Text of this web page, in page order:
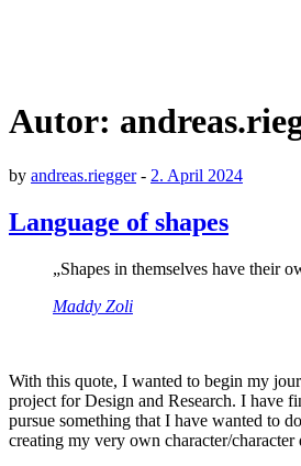
Autor:
by andreas.riegger- 2. April 2024
Language of shapes
„Shapes in themselves have their
Maddy Zoli
With this quote, I wanted to begin my
project for Design and Research. I have
pursue something that I have wanted to
creating my very own character/character